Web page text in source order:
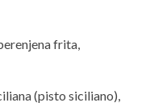
frita,
(pisto siciliano),